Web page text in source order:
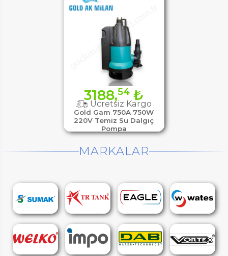
Gold Gam 750A 750W
220V Temiz Su Dalgıç
Pompa
3188,54 ₺
Ücretsiz Kargo
MARKALAR